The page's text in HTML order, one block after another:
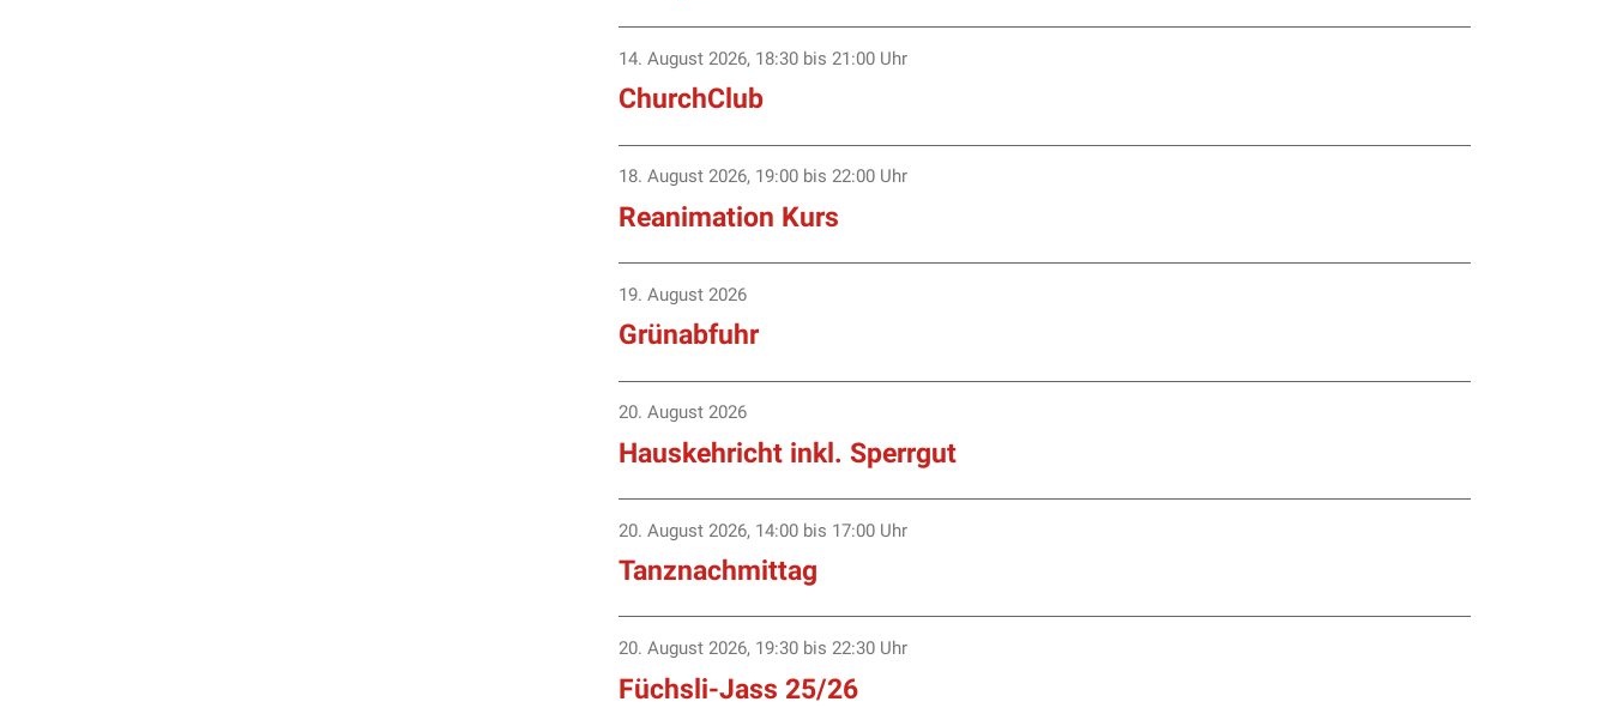
ChurchClub
14. August 2026, 18:30 bis 21:00 Uhr
Reanimation Kurs
18. August 2026, 19:00 bis 22:00 Uhr
Grünabfuhr
19. August 2026
Hauskehricht inkl. Sperrgut
20. August 2026
Tanznachmittag
20. August 2026, 14:00 bis 17:00 Uhr
Füchsli-Jass 25/26
20. August 2026, 19:30 bis 22:30 Uhr